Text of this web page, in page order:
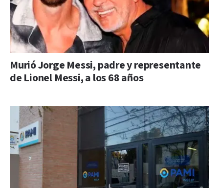
Murió Jorge Messi, padre y representante
de Lionel Messi, a los 68 años